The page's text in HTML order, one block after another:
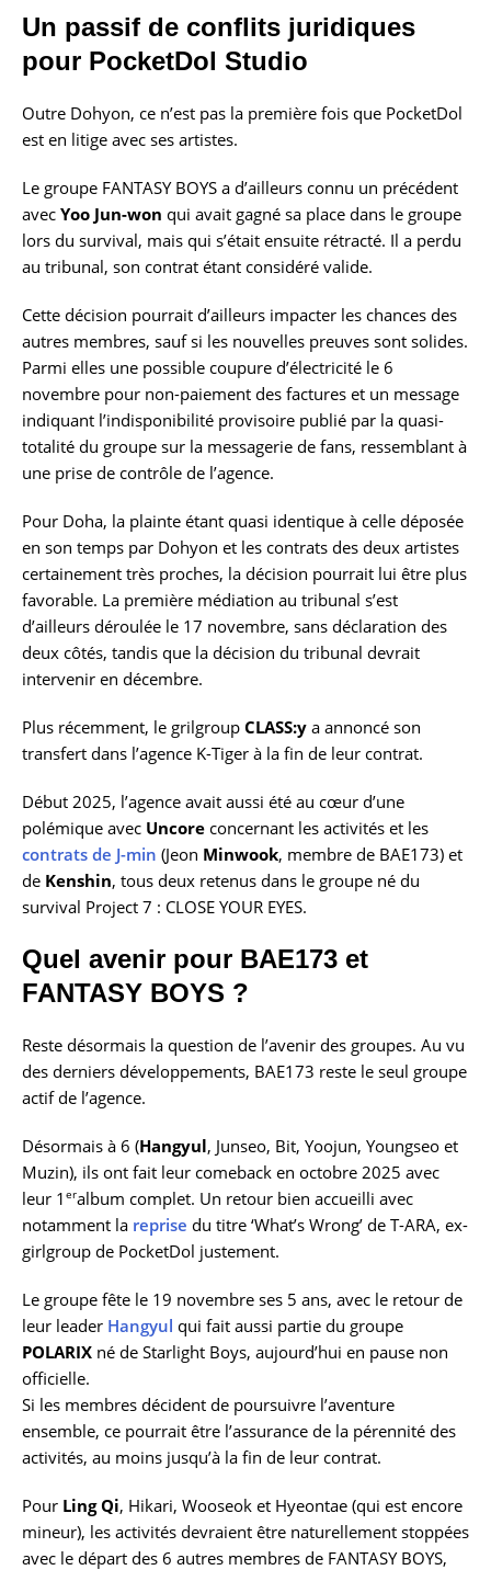
Un passif de conflits juridiques
pour PocketDol Studio
Outre Dohyon, ce n’est pas la première fois que PocketDol
est en litige avec ses artistes.
Le groupe FANTASY BOYS a d’ailleurs connu un précédent
avec Yoo Jun-won qui avait gagné sa place dans le groupe
lors du survival, mais qui s’était ensuite rétracté. Il a perdu
au tribunal, son contrat étant considéré valide.
Cette décision pourrait d’ailleurs impacter les chances des
autres membres, sauf si les nouvelles preuves sont solides.
Parmi elles une possible coupure d’électricité le 6
novembre pour non-paiement des factures et un message
indiquant l’indisponibilité provisoire publié par la quasi-
totalité du groupe sur la messagerie de fans, ressemblant à
une prise de contrôle de l’agence.
Pour Doha, la plainte étant quasi identique à celle déposée
en son temps par Dohyon et les contrats des deux artistes
certainement très proches, la décision pourrait lui être plus
favorable. La première médiation au tribunal s’est
d’ailleurs déroulée le 17 novembre, sans déclaration des
deux côtés, tandis que la décision du tribunal devrait
intervenir en décembre.
Plus récemment, le grilgroup CLASS:y a annoncé son
transfert dans l’agence K-Tiger à la fin de leur contrat.
Début 2025, l’agence avait aussi été au cœur d’une
polémique avec Uncore concernant les activités et les
contrats de J-min (Jeon Minwook, membre de BAE173) et
de Kenshin, tous deux retenus dans le groupe né du
survival Project 7 : CLOSE YOUR EYES.
Quel avenir pour BAE173 et
FANTASY BOYS ?
Reste désormais la question de l’avenir des groupes. Au vu
des derniers développements, BAE173 reste le seul groupe
actif de l’agence.
Désormais à 6 (Hangyul, Junseo, Bit, Yoojun, Youngseo et
Muzin), ils ont fait leur comeback en octobre 2025 avec
leur 1 eralbum complet. Un retour bien accueilli avec
notamment la reprise du titre ‘What’s Wrong’ de T-ARA, ex-
girlgroup de PocketDol justement.
Le groupe fête le 19 novembre ses 5 ans, avec le retour de
leur leader Hangyul qui fait aussi partie du groupe
POLARIX né de Starlight Boys, aujourd’hui en pause non
officielle.
Si les membres décident de poursuivre l’aventure
ensemble, ce pourrait être l’assurance de la pérennité des
activités, au moins jusqu’à la fin de leur contrat.
Pour Ling Qi, Hikari, Wooseok et Hyeontae (qui est encore
mineur), les activités devraient être naturellement stoppées
avec le départ des 6 autres membres de FANTASY BOYS,